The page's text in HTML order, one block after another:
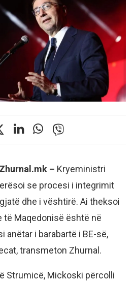
– Kryeministri
se procesi i integrimit
dhe i vështirë. Ai theksoi
të Maqedonisë është në
anëtar i barabartë i BE-së,
transmeton Zhurnal.
Strumicë, Mickoski përcolli